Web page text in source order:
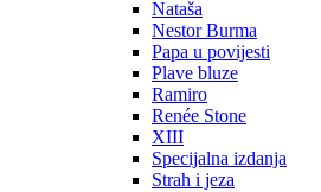
Nataša
Nestor Burma
Papa u povijesti
Plave bluze
Ramiro
Renée Stone
XIII
Specijalna izdanja
Strah i jeza